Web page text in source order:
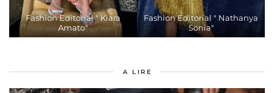
Fashion Editorial " Kiara
Amato"
Fashion Editorial " Nathanya
Sonia"
A LIRE